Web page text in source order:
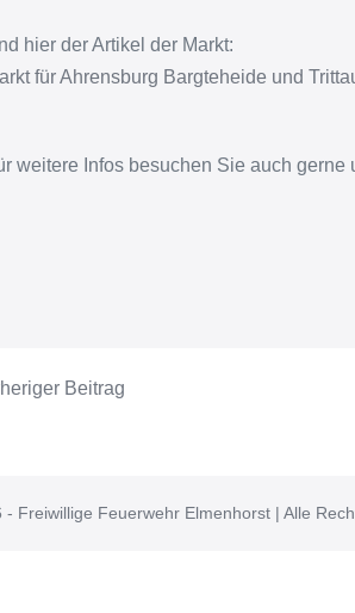
hier der Artikel der Markt:
für Ahrensburg Bargteheide und
weitere Infos besuchen Sie auch gerne
Beitrag
- Freiwillige Feuerwehr Elmenhorst | Alle